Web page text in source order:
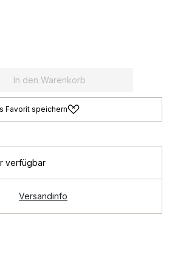
In den Warenkorb
Favorit speichern
verfügbar
Versandinfo